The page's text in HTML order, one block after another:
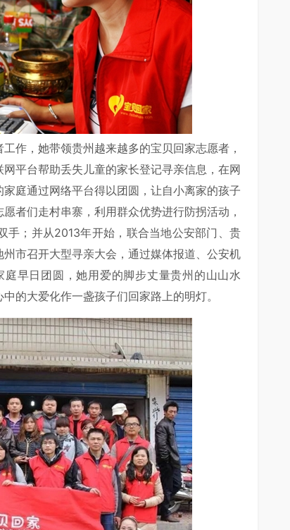
作，她带领贵州越来越多的宝贝回家志愿者，
平台帮助丢失儿童的家长登记寻亲信息，在网
庭通过网络平台得以团圆，让自小离家的孩子
者们走村串寨，利用群众优势进行防拐活动，
手；并从2013年开始，联合当地公安部门、贵
市召开大型寻亲大会，通过媒体报道、公安机
早日团圆，她用爱的脚步丈量贵州的山山水
的大爱化作一盏孩子们回家路上的明灯。